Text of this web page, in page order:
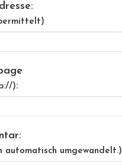
):
automatisch umgewandelt.)